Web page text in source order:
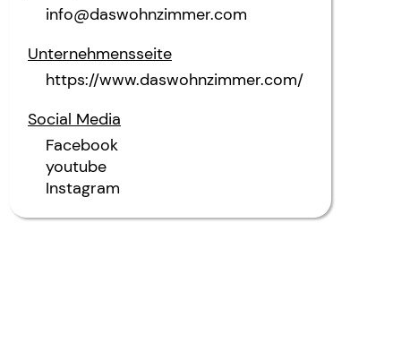
info@daswohnzimmer.com
Unternehmensseite
https://www.daswohnzimmer.com/
Social Media
Facebook
youtube
Instagram